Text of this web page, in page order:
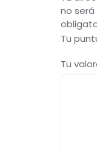
no
Tu
Tu